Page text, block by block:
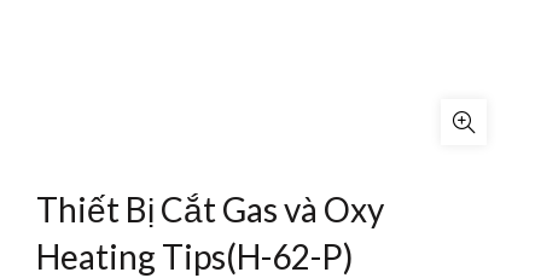
Thiết Bị Cắt Gas và Oxy
Heating Tips(H-62-P)